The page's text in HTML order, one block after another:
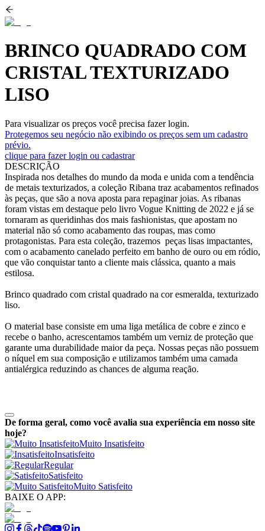
BRINCO QUADRADO COM
CRISTAL TEXTURIZADO
LISO
Para visualizar os preços você precisa fazer login.
Protegemos seu negócio não exibindo os preços sem um cadastro
prévio.
clique para fazer login ou cadastrar
DESCRIÇÃO
Inspirada nos detalhes do mundo da moda e unida com a tendência
de metais texturizados, a coleção Ribana traz acabamentos refinados
às peças, que são a nova aposta para repaginar joias. As ribanas
foram vistas em destaque pelo livro Vogue Knitting de 2022 e já se
tornaram as queridinhas dos mais fashionistas, que apostam no
material não só como acabamento das roupas, mas como
protagonistas. Para esta coleção, trazemos peças lisas impactantes,
com o acabamento canelado perfeito em banho de ouro ou em ródio,
que vão conquistar tanto a cliente mais clássica, quanto a mais
estilosa.
Brinco quadrado com cristal quadrado na cor esmeralda, texturizado
liso.
O material base consiste em uma liga metálica de cobre e zinco e
recebe o banho, acrescentamos também um verniz de proteção que
garante uma durabilidade maior da peça. Nossas peças não possuem
o níquel em sua composição e utilizamos também uma camada
antialérgica reduzindo as chances de alguma reação.
De forma geral, como você avalia sua experiência em nosso site
hoje?
Muito Insatisfeito
Insatisfeito
Regular
Satisfeito
Muito Satisfeito
BAIXE O APP: